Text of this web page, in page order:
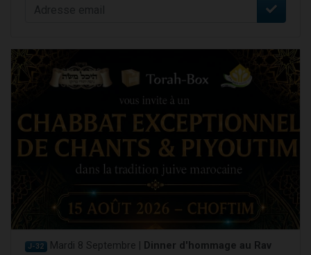
J-32 Mardi 8 Septembre |
Dinner d'hommage au Rav